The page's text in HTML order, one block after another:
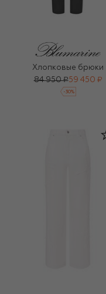
Хлопковые брюки
84 950 ₽59 450 ₽
-30%